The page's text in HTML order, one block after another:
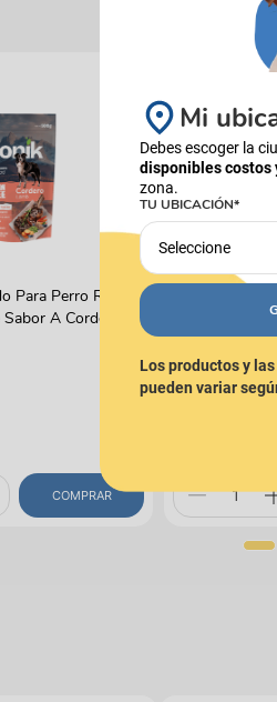
Para Perro Reelds
A Cordero
COMPRAR
FANCY FEAST
Feast Promo
Lleve 5
$ 21.500
($ 50,59xg)
Mi
Debes escoger la
disponibles costos
zona.
TU UBICACIÓN*
Seleccione
Los productos y
pueden variar